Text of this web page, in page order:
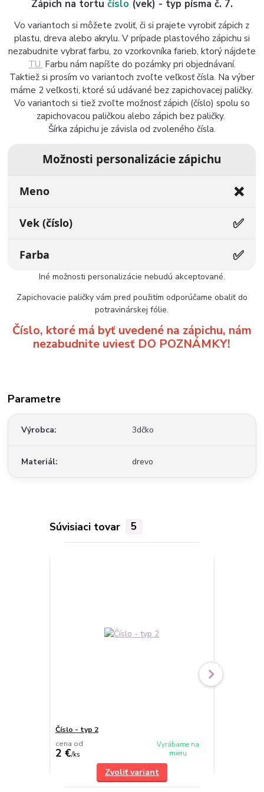
Zápich na tortu číslo (vek) - typ písma č. 7.
Vo variantoch si môžete zvoliť, či si prajete vyrobiť zápich z
plastu, dreva alebo akrylu. V prípade plastového zápichu si
nezabudnite vybrať farbu, zo vzorkovníka farieb, ktorý nájdete
TU. Farbu nám napíšte do pozámky pri objednávaní.
Taktiež si prosím vo variantoch zvoľte veľkosť čísla. Na výber
máme 2 veľkosti, ktoré sú udávané bez zapichovacej paličky.
Vo variantoch si tiež zvoľte možnosť zápich (číslo) spolu so
zapichovacou paličkou alebo zápich bez paličky.
Šírka zápichu je závisla od zvoleného čísla.
Možnosti personalizácie zápichu
Meno ❌
Vek (číslo) ✅
Farba ✅
Iné možnosti personalizácie nebudú akceptované.
Zapichovacie paličky vám pred použitím odporúčame obaliť do
potravinárskej fólie.
Číslo, ktoré má byť uvedené na zápichu, nám
nezabudnite uviesť DO POZNÁMKY!
Parametre
Výrobca 3dčko
Materiál drevo
Súvisiaci tovar 5
Číslo - typ 2
cena od
2 €/ks
Vyrábame na
mieru
Zvoliť variant